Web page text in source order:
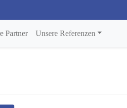
Partner Unsere Referenzen